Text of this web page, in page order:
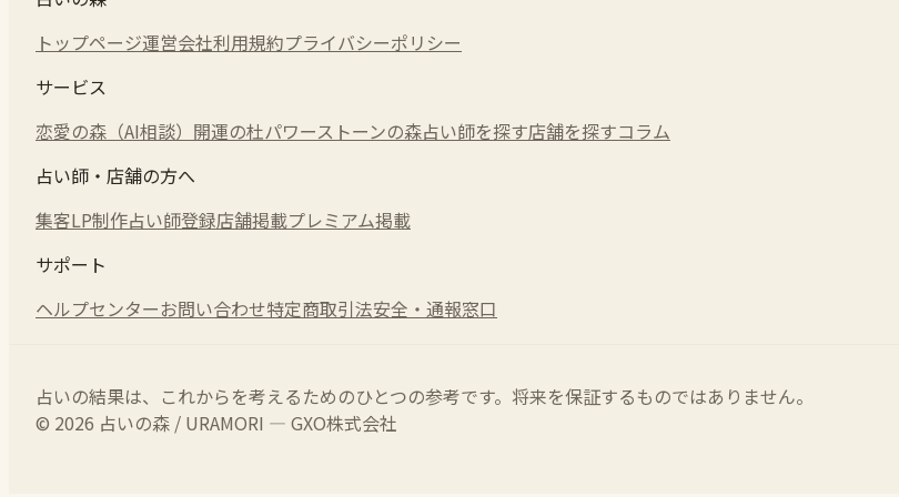
トップページ運営会社利用規約プライバシーポリシー
サービス
恋愛の森（AI相談） 開運の杜パワーストーンの森占い師を探す店舗を探すコラム
占い師・店舗の方へ
集客LP制作占い師登録店舗掲載プレミアム掲載
サポート
ヘルプセンターお問い合わせ特定商取引法安全・通報窓口
占いの結果は、これからを考えるためのひとつの参考です。将来を保証するものではありません。
© 2026 占いの森 / URAMORI — GXO株式会社